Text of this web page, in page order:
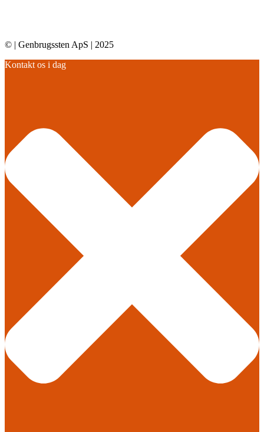
© | Genbrugssten ApS | 2025
Kontakt os i dag